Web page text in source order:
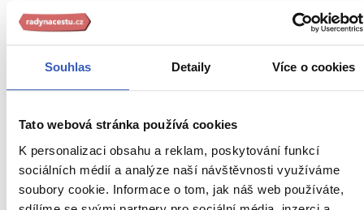
Souhlas Detaily Více o cookies
Tato webová stránka používá cookies
K personalizaci obsahu a reklam, poskytování funkcí
sociálních médií a analýze naší návštěvnosti využíváme
soubory cookie. Informace o tom, jak náš web používáte,
Z PRAHY
Cena za 1 osobu